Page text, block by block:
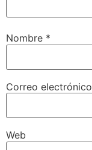
Nombre *
Correo electrónico
Web